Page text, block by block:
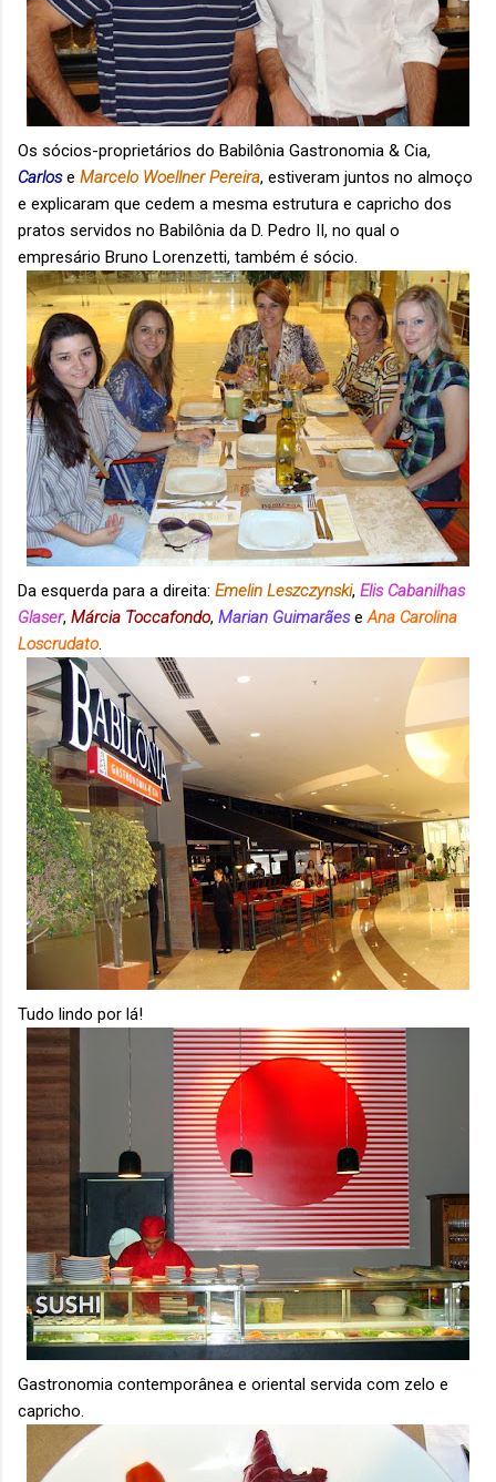
Os sócios-proprietários do Babilônia Gastronomia & Cia,
Carlose Marcelo Woellner Pereira, estiveram juntos no almoço
e explicaram que cedem a mesma estrutura e capricho dos
pratos servidos no Babilônia da D. Pedro II, no qual o
empresário Bruno Lorenzetti, também é sócio.
Da esquerda para a direita: Emelin Leszczynski, Elis Cabanilhas
Glaser, Márcia Toccafondo, Marian Guimarãese Ana Carolina
Loscrudato
Tudo lindo por lá!
Gastronomia contemporânea e oriental servida com zelo e
capricho.